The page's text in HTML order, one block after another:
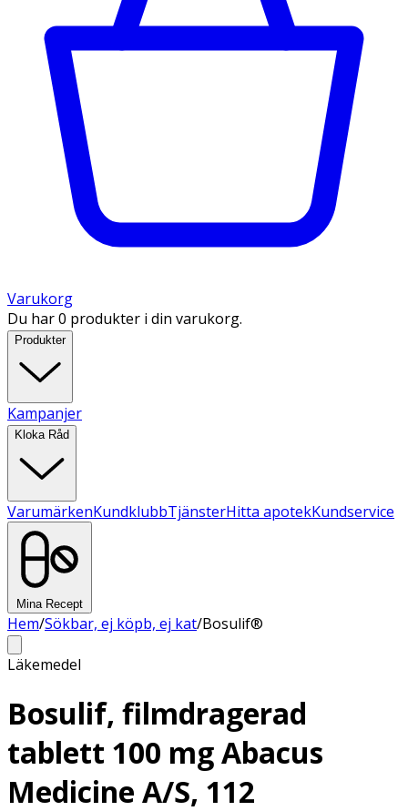
Varukorg
Du har 0 produkter i din varukorg.
Produkter
Kampanjer
Kloka Råd
VarumärkenKundklubbTjänsterHitta apotekKundservice
Mina Recept
Hem/Sökbar, ej köpb, ej kat/Bosulif®
Läkemedel
Bosulif, filmdragerad
tablett 100 mg Abacus
Medicine A/S, 112